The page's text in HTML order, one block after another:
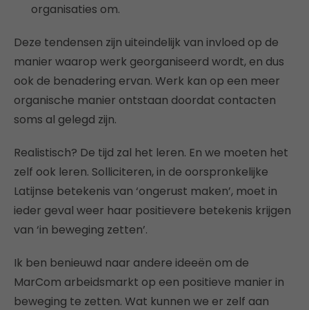
organisaties om.
Deze tendensen zijn uiteindelijk van invloed op de
manier waarop werk georganiseerd wordt, en dus
ook de benadering ervan. Werk kan op een meer
organische manier ontstaan doordat contacten
soms al gelegd zijn.
Realistisch? De tijd zal het leren. En we moeten het
zelf ook leren. Solliciteren, in de oorspronkelijke
Latijnse betekenis van ‘ongerust maken’, moet in
ieder geval weer haar positievere betekenis krijgen
van ‘in beweging zetten’.
Ik ben benieuwd naar andere ideeën om de
MarCom arbeidsmarkt op een positieve manier in
beweging te zetten. Wat kunnen we er zelf aan